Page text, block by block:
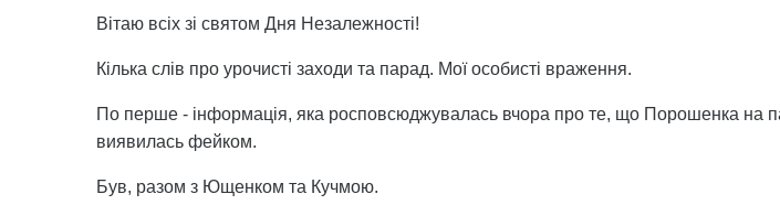
Вітаю всіх зі святом Дня Незалежності!
Кілька слів про урочисті заходи та парад. Мої особисті враження.
По перше - інформація, яка росповсюджувалась вчора про те, що Порошенка на
виявилась фейком.
Був, разом з Ющенком та Кучмою.